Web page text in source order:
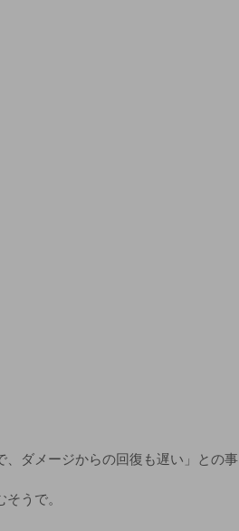
ダメージからの回復も遅い」との事
うで。